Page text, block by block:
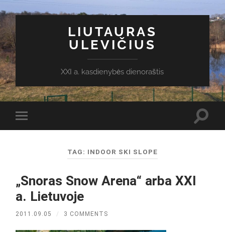
LIUTAURAS
ULEVIČIUS
XXI a. kasdienybės dienoraštis
Toggle
mobile
TAG: INDOOR SKI SLOPE
„Snoras Snow Arena“ arba XXI
a. Lietuvoje
2011.09.05 / 3 COMMENTS